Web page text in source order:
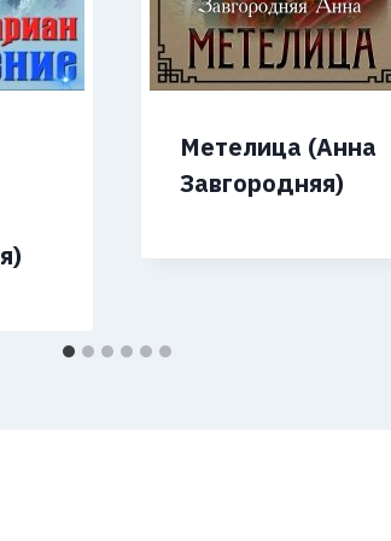
Метелица (Анна
Завгородняя)